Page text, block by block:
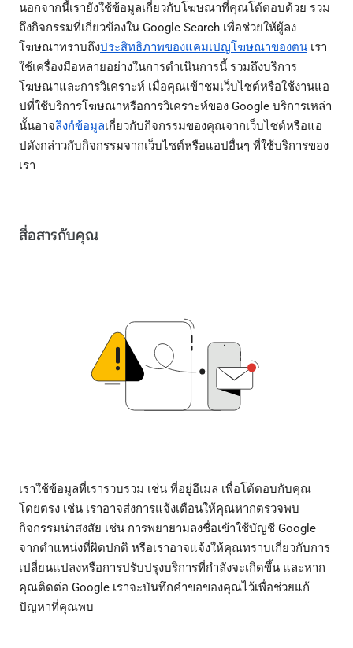
นอกจากนี้เรายังใช้ข้อมูลเกี่ยวกับโฆษณาที่คุณโต้ตอบด้วย รวม
ถึงกิจกรรมที่เกี่ยวข้องใน Google Search เพื่อช่วยให้ผู้ลง
โฆษณาทราบถึงประสิทธิภาพของแคมเปญโฆษณาของตน เรา
ใช้เครื่องมือหลายอย่างในการดำเนินการนี้ รวมถึงบริการ
โฆษณาและการวิเคราะห์ เมื่อคุณเข้าชมเว็บไซต์หรือใช้งานแอ
ปที่ใช้บริการโฆษณาหรือการวิเคราะห์ของ Google บริการเหล่า
นั้นอาจลิงก์ข้อมูลเกี่ยวกับกิจกรรมของคุณจากเว็บไซต์หรือแอ
ปดังกล่าวกับกิจกรรมจากเว็บไซต์หรือแอปอื่นๆ ที่ใช้บริการของ
เรา
สื่อสารกับคุณ
เราใช้ข้อมูลที่เรารวบรวม เช่น ที่อยู่อีเมล เพื่อโต้ตอบกับคุณ
โดยตรง เช่น เราอาจส่งการแจ้งเตือนให้คุณหากตรวจพบ
กิจกรรมน่าสงสัย เช่น การพยายามลงชื่อเข้าใช้บัญชี Google
จากตำแหน่งที่ผิดปกติ หรือเราอาจแจ้งให้คุณทราบเกี่ยวกับการ
เปลี่ยนแปลงหรือการปรับปรุงบริการที่กำลังจะเกิดขึ้น และหาก
คุณติดต่อ Google เราจะบันทึกคำขอของคุณไว้เพื่อช่วยแก้
ปัญหาที่คุณพบ